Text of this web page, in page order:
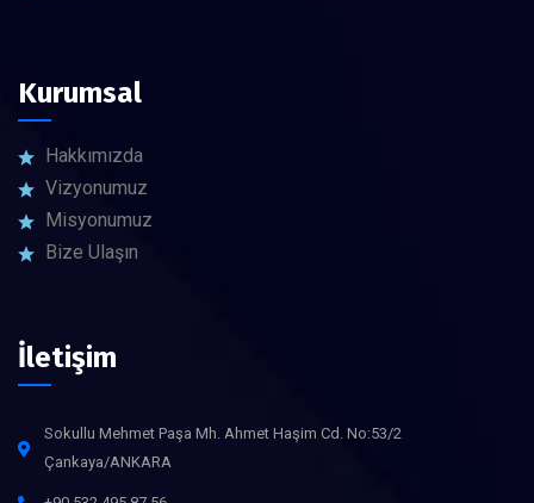
Kurumsal
Hakkımızda
Vizyonumuz
Misyonumuz
Bize Ulaşın
İletişim
Sokullu Mehmet Paşa Mh. Ahmet Haşim Cd. No:53/2
Çankaya/ANKARA